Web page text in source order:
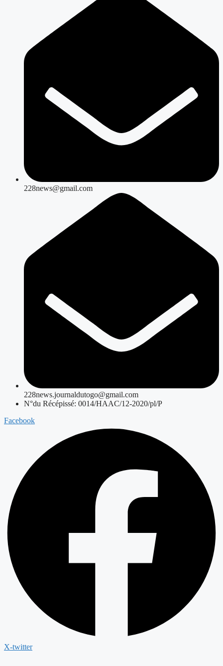
228news@gmail.com
228news.journaldutogo@gmail.com
N°du Récépissé: 0014/HAAC/12-2020/pl/P
Facebook
X-twitter